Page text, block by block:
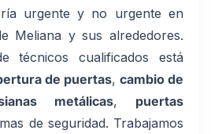
urgente y no urgente en
Meliana y sus alrededores.
técnicos cualificados está
de puertas, cambio de
metálicas, puertas
de seguridad. Trabajamos